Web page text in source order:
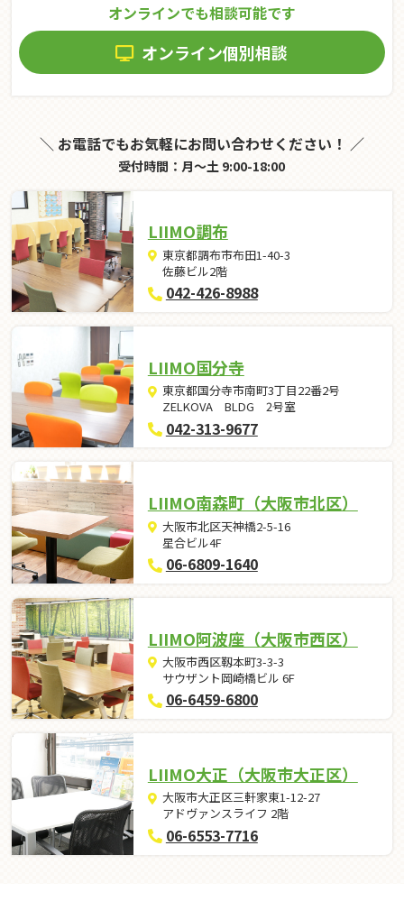
オンラインでも相談可能です
オンライン個別相談
＼ お電話でもお気軽にお問い合わせください！ ／
受付時間：月～土 9:00-18:00
LIIMO調布
東京都調布市布田1-40-3
佐藤ビル2階
042-426-8988
LIIMO国分寺
東京都国分寺市南町3丁目22番2号
ZELKOVA BLDG 2号室
042-313-9677
LIIMO南森町（大阪市北区）
大阪市北区天神橋2-5-16
星合ビル4F
06-6809-1640
LIIMO阿波座（大阪市西区）
大阪市西区靱本町3-3-3
サウザント岡崎橋ビル 6F
06-6459-6800
LIIMO大正（大阪市大正区）
大阪市大正区三軒家東1-12-27
アドヴァンスライフ 2階
06-6553-7716